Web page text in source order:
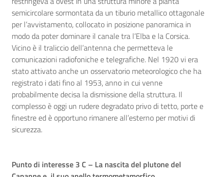
semicircolare sormontata da un tiburio metallico ottagonale
per l’avvistamento, collocato in posizione panoramica in
modo da poter dominare il canale tra l’Elba e la Corsica.
Vicino è il traliccio dell’antenna che permetteva le
comunicazioni radiofoniche e telegrafiche. Nel 1920 vi era
stato attivato anche un osservatorio meteorologico che ha
registrato i dati fino al 1953, anno in cui venne
probabilmente decisa la dismissione della struttura. Il
complesso è oggi un rudere degradato privo di tetto, porte e
finestre ed è opportuno rimanere all’esterno per motivi di
sicurezza.
Punto di interesse 3 C – La nascita del plutone del